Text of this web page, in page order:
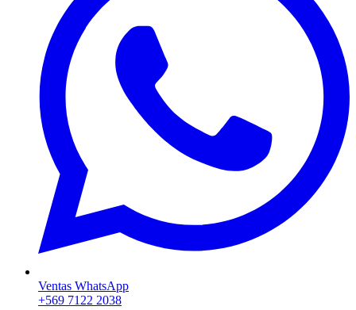
Ventas WhatsApp
+569 7122 2038